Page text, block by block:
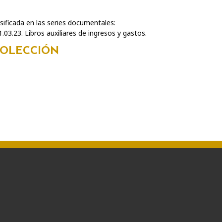
en las series documentales:
Libros auxiliares de ingresos y gastos.